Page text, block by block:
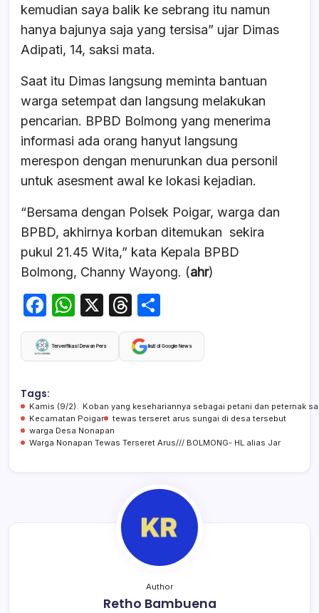
kemudian saya balik ke sebrang itu namun
hanya bajunya saja yang tersisa” ujar Dimas
Adipati, 14, saksi mata.
Saat itu Dimas langsung meminta bantuan
warga setempat dan langsung melakukan
pencarian. BPBD Bolmong yang menerima
informasi ada orang hanyut langsung
merespon dengan menurunkan dua personil
untuk asesment awal ke lokasi kejadian.
“Bersama dengan Polsek Poigar, warga dan
BPBD, akhirnya korban ditemukan sekira
pukul 21.45 Wita,” kata Kepala BPBD
Bolmong, Channy Wayong. (ahr)
F
a
c
b
o
o
W
h
at
A
p
p
X
T
hr
e
d
s
h
ar
Terverifikasi Dewan Pers Ikuti di Google News
Tags:
Kamis (9/2). Koban yang kesehariannya sebagai petani dan peternak
Kecamatan Poigar
tewas terseret arus sungai di desa tersebut
warga Desa Nonapan
Warga Nonapan Tewas Terseret Arus/// BOLMONG- HL alias Jar
Author
Retho Bambuena